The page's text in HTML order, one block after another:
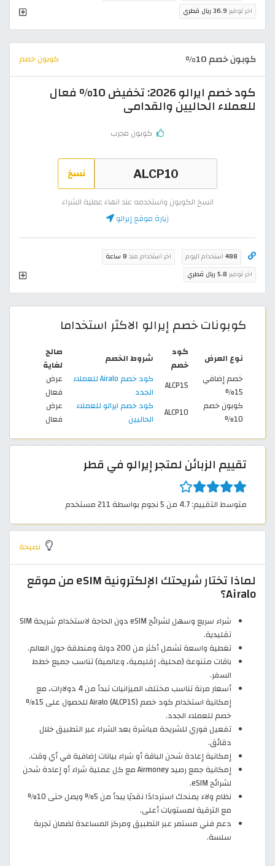
اخر توفير 36.9 ريال قطري
كوبون خصم 10% كوبون خصم
كود خصم ايرالو 2026: تخفيض 10% فعال
للعملاء الحاليين والقدامى
كوبون مجرب
نسخ
انسخ الكوبون واستخدمه عند انهاء عملية الشراء
زيارة موقع إيرالو
488 استخدام اليوم اخر استخدام منذ 8 ساعة
اخر توفير 5.8 ريال قطري
كوبونات خصم إيرالو الاكثر استخداما
نوع العرض
كود
خصم
شروط الخصم
صالح
لغاية
خصم إضافي
15%
ALCP15
كود خصم Airalo للعملاء
الجدد
عرض
فعال
كوبون خصم
10%
ALCP10
كود خصم ايرالو للعملاء
الحاليين
عرض
فعال
تقييم الزبائن لمتجر إيرالو في قطر
متوسط التقييم: 4.7 من 5 نجوم بواسطة 211 مستخدم
نصيحة
لماذا تختار شريحتك الإلكترونية eSIM من موقع
Airalo؟
شراء سريع وسهل لشرائح eSIM دون الحاجة لاستخدام شريحة SIM
تقليدية.
تغطية واسعة تشمل أكثر من 200 دولة ومنطقة حول العالم.
باقات متنوعة (محلية، إقليمية، وعالمية) تناسب جميع خطط
السفر.
أسعار مرنة تناسب مختلف الميزانيات تبدأ من 4 دولارات، مع
إمكانية استخدام كود خصم Airalo (ALCP15) للحصول على 15%
خصم للعملاء الجدد.
تفعيل فوري للشريحة مباشرة بعد الشراء عبر التطبيق خلال
دقائق.
إمكانية إعادة شحن الباقة أو شراء بيانات إضافية في أي وقت.
إمكانية جمع رصيد Airmoney مع كل عملية شراء أو إعادة شحن
لشرائح eSIM.
نظام ولاء يمنحك استردادًا نقديًا يبدأ من 5% ويصل حتى 10%
مع الترقية لمستويات أعلى.
دعم فني مستمر عبر التطبيق ومركز المساعدة لضمان تجربة
سلسة.